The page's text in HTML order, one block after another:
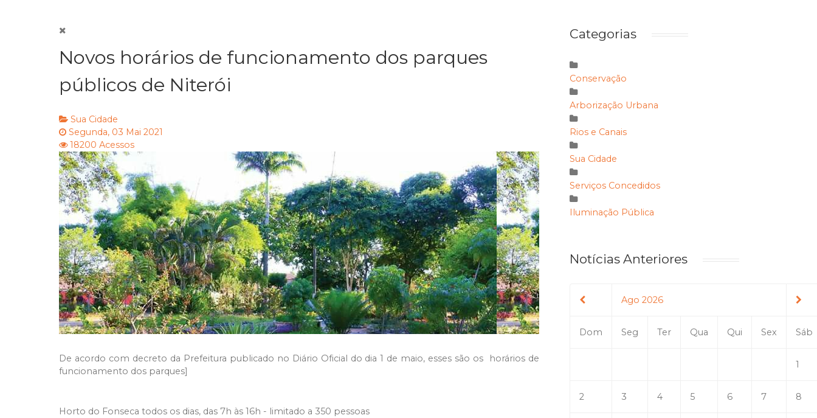
Novos horários de funcionamento dos parques
públicos de Niterói
Sua Cidade
Segunda, 03 Mai 2021
18200 Acessos
De acordo com decreto da Prefeitura publicado no Diário Oficial do dia 1 de maio, esses são os horários de
funcionamento dos parques]
Horto do Fonseca todos os dias, das 7h às 16h - limitado a 350 pessoas
Categorias
Conservação
Arborização Urbana
Rios e Canais
Sua Cidade
Serviços Concedidos
Iluminação Pública
Notícias Anteriores
Ago 2026
Dom Seg Ter Qua Qui Sex Sáb
1
2 3 4 5 6 7 8